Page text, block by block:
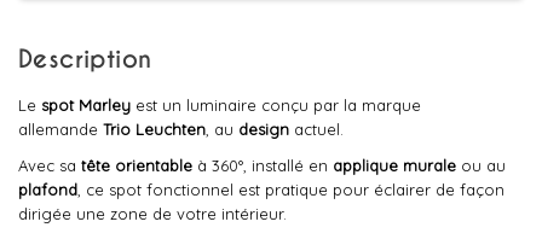
Description
Le spot Marley est un luminaire conçu par la marque
allemande Trio Leuchten , au design actuel.
Avec sa tête orientable à 360°, installé en applique murale ou au
plafond , ce spot fonctionnel est pratique pour éclairer de façon
dirigée une zone de votre intérieur.